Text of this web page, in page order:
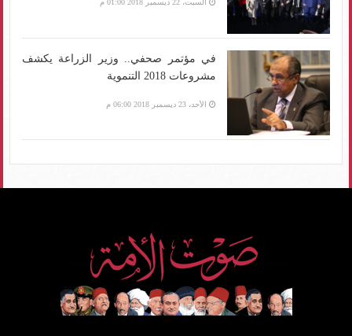
في مؤتمر صحفي.. وزير الزراعة يكشف
مشروعات 2018 التنموية
الأحد، 23 ديسمبر 2018 06:00 م